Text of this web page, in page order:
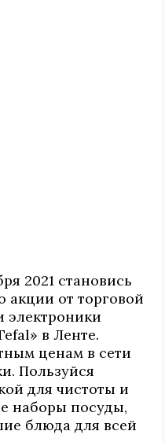
2021 становись
акции от торговой
электроники
в Ленте.
ценам в сети
Пользуйся
для чистоты и
наборы посуды,
блюда для всей